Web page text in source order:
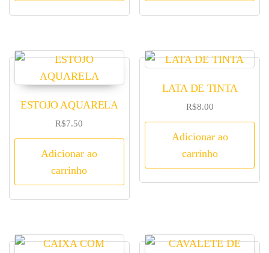
ESTOJO AQUARELA
R$7.50
Adicionar ao
carrinho
LATA DE TINTA
R$8.00
Adicionar ao
carrinho